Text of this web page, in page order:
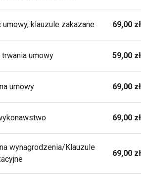
umowy, klauzule zakazane 69,00 zł
trwania umowy 59,00 zł
umowy 69,00 zł
69,00 zł
wynagrodzenia/Klauzule
69,00 zł